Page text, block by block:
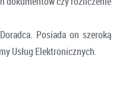
Posiada on
Usług Elektronicznych.